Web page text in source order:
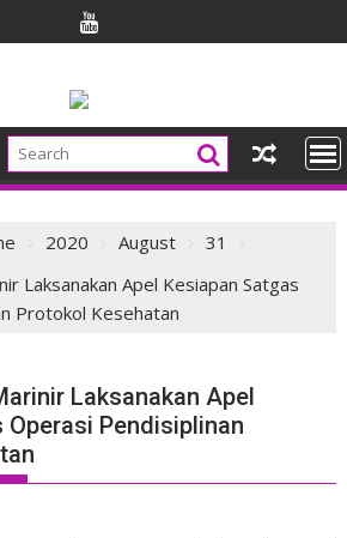
2020 August
31
Laksanakan Apel Kesiapan Satgas
Protokol Kesehatan
Laksanakan Apel
Operasi Pendisiplinan